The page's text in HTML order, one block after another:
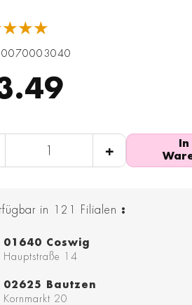
0070003040
+
in 121 Filialen :
01640 Coswig
Hauptstraße 14
02625 Bautzen
Kornmarkt 20